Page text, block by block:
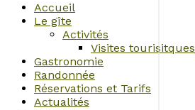
Accueil
Le gîte
Activités
Visites tourisitques
Gastronomie
Randonnée
Réservations et Tarifs
Actualités